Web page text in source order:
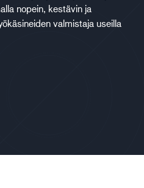
nopein, kestävin ja
valmistaja useilla